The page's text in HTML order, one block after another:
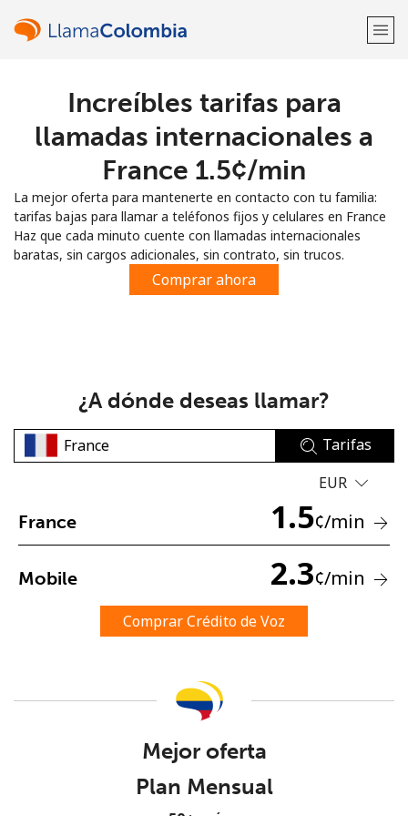
¡Bienvenido!
Regístrate con
Mínimo 8 caracteres
Un caracter especial
Mantente en contacto para recibir nuestras mejores
Increíbles tarifas para
llamadas internacionales a
France ⁦1.5¢⁩/min
La mejor oferta para mantenerte en contacto con tu familia:
tarifas bajas para llamar a teléfonos fijos y celulares en France
Haz que cada minuto cuente con llamadas internacionales
baratas, sin cargos adicionales, sin contrato, sin trucos.
Comprar ahora
¿A dónde deseas llamar?
Tarifas
EUR
France 1.5¢/min
Mobile 2.3¢/min
Comprar Crédito de Voz
Mejor oferta
Plan Mensual